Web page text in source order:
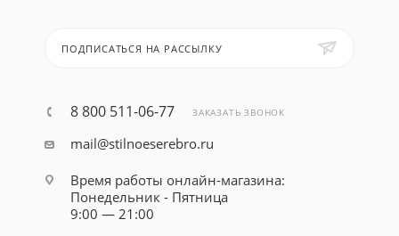
ПОДПИСАТЬСЯ НА РАССЫЛКУ
8 800 511-06-77 ЗАКАЗАТЬ ЗВОНОК
mail@stilnoeserebro.ru
Время работы онлайн-магазина:
Понедельник - Пятница
9:00 — 21:00